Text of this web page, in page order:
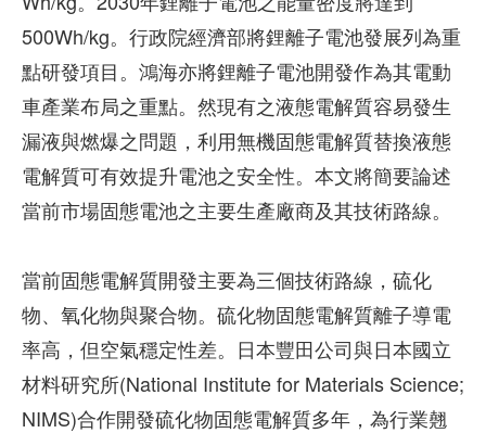
500Wh/kg。行政院經濟部將鋰離子電池發展列為重
點研發項目。鴻海亦將鋰離子電池開發作為其電動
車產業布局之重點。然現有之液態電解質容易發生
漏液與燃爆之問題，利用無機固態電解質替換液態
電解質可有效提升電池之安全性。本文將簡要論述
當前市場固態電池之主要生產廠商及其技術路線。
當前固態電解質開發主要為三個技術路線，硫化
物、氧化物與聚合物。硫化物固態電解質離子導電
率高，但空氣穩定性差。日本豐田公司與日本國立
材料研究所(National Institute for Materials Science;
NIMS)合作開發硫化物固態電解質多年，為行業翹